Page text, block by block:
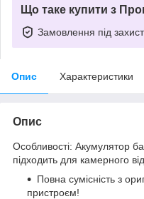
Що таке купити з
Замовлення під
Опис Характеристики
Опис
Особливості: Акумулятор
підходить для камерного
Повна сумісність з
пристроєм!